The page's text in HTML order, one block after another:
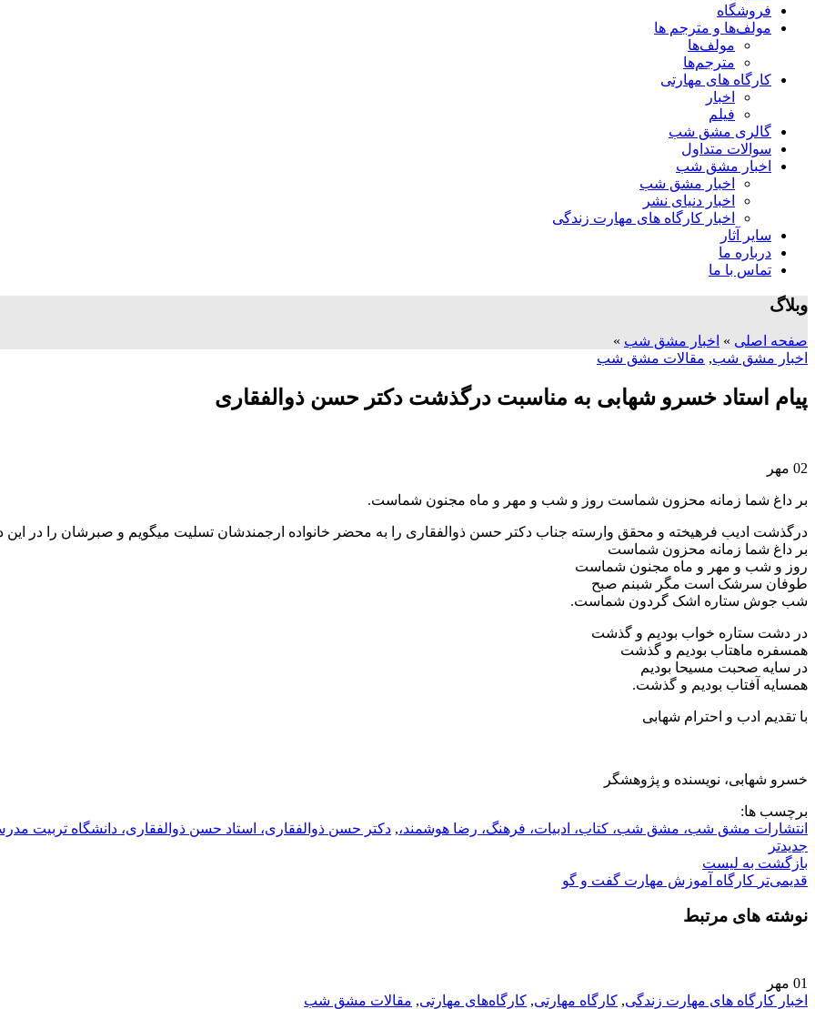
فروشگاه
مولف‌ها و مترجم ها
مولف‌ها
مترجم‌ها
کارگاه های مهارتی
اخبار
فیلم
گالری مشق شب
سوالات متداول
اخبار مشق شب
اخبار مشق شب
اخبار دنیای نشر
اخبار کارگاه های مهارت زندگی
سایر آثار
درباره ما
تماس با ما
وبلاگ
صفحه اصلی » اخبار مشق شب »
اخبار مشق شب, مقالات مشق شب
پیام استاد خسرو شهابی به مناسبت درگذشت دکتر حسن ذوالفقاری
02 مهر
بر داغ شما زمانه محزون شماست روز و شب و مهر و ماه مجنون شماست.
درگذشت ادیب فرهیخته و محقق وارسته جناب دکتر حسن ذوالفقاری را به محضر خانواده ارجمندشان تسلیت میگویم و صبرشان را در
بر داغ شما زمانه محزون شماست
روز و شب و مهر و ماه مجنون شماست
طوفان سرشک است مگر شبنم صبح
شب جوش ستاره اشک گردون شماست.
در دشت ستاره خواب بودیم و گذشت
همسفره ماهتاب بودیم و گذشت
در سایه صحبت مسیحا بودیم
همسایه آفتاب بودیم و گذشت.
با تقدیم ادب و احترام شهابی
خسرو شهابی، نویسنده و پژوهشگر
برچسب ها:
انتشارات مشق شب، مشق شب، کتاب، ادبیات، فرهنگ، رضا هوشمند،, دکتر حسن ذوالفقاری، استاد حسن ذوالفقاری، دانشگاه تربیت
جدیدتر
بازگشت بە لیست
قدیمی‌تر کارگاه آموزش مهارت گفت و گو
نوشته های مرتبط
01 مهر
اخبار کارگاه های مهارت زندگی, کارگاه مهارتی, کارگاه‌های مهارتی, مقالات مشق شب